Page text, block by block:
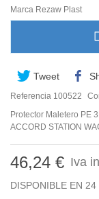
Marca Rezaw Plast
Tweet
Referencia 100522
Protector Maletero PE
ACCORD STATION
46,24 € Iva
DISPONIBLE EN 24